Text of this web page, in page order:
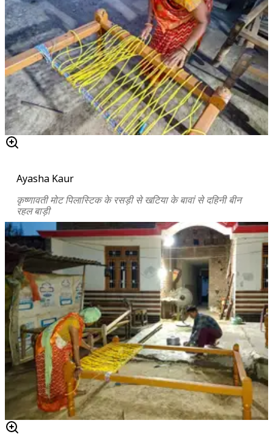
Ayasha Kaur
कृष्णावती मोट पिलास्टिक के रसड़ी से खटिया के बावां से दहिनी बीन
रहल बाड़ी